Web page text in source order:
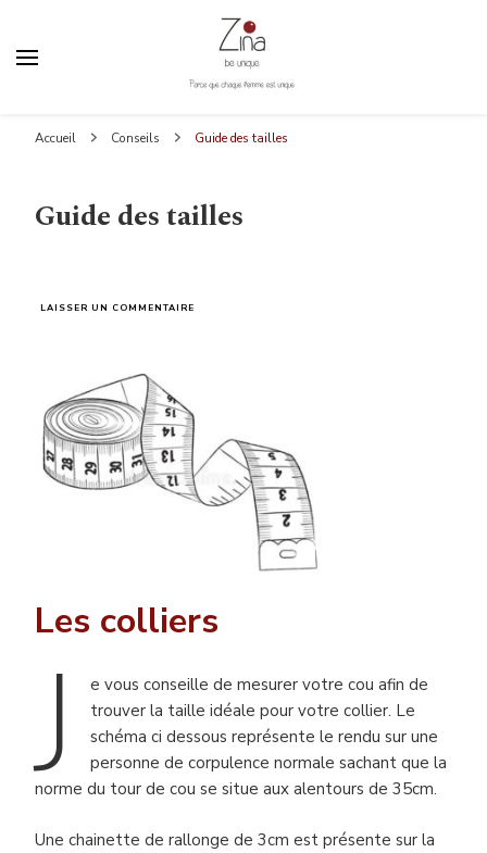
Accueil Conseils Guide des tailles
Guide des tailles
LAISSER UN COMMENTAIRE
Les colliers
J
e vous conseille de mesurer votre cou afin de
trouver la taille idéale pour votre collier. Le
schéma ci dessous représente le rendu sur une
personne de corpulence normale sachant que la
norme du tour de cou se situe aux alentours de 35cm.
Une chainette de rallonge de 3cm est présente sur la